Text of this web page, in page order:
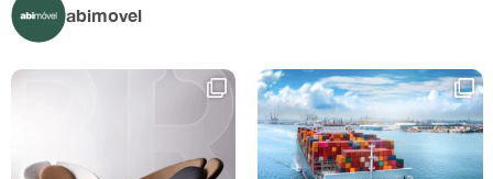
abimovel